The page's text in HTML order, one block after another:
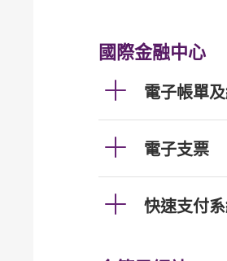
國際金融中心
電子帳單及
電子支票
快速支付